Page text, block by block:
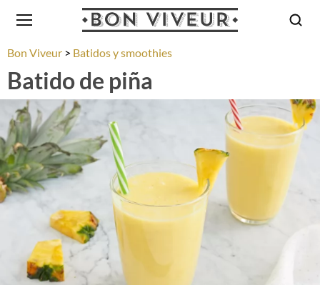
Bon Viveur Batidos y smoothies
Batido de piña